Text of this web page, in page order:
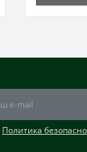
Политика